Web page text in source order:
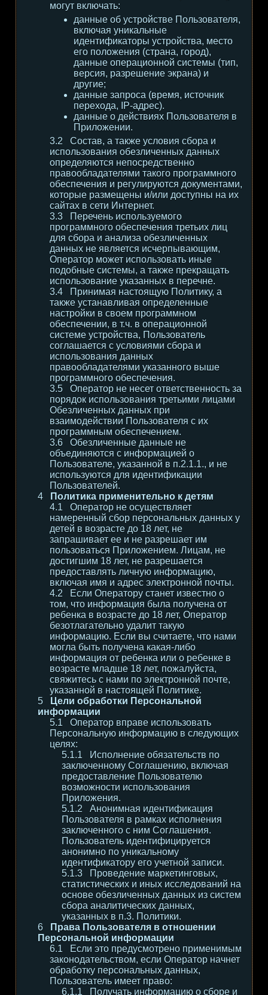
могут включать:
данные об устройстве Пользователя,
включая уникальные
идентификаторы устройства, место
его положения (страна, город),
данные операционной системы (тип,
версия, разрешение экрана) и
другие;
данные запроса (время, источник
перехода, IP-адрес).
данные о действиях Пользователя в
Приложении.
Состав, а также условия сбора и
использования обезличенных данных
определяются непосредственно
правообладателями такого программного
обеспечения и регулируются документами,
которые размещены и/или доступны на их
сайтах в сети Интернет.
Перечень используемого
программного обеспечения третьих лиц
для сбора и анализа обезличенных
данных не является исчерпывающим,
Оператор может использовать иные
подобные системы, а также прекращать
использование указанных в перечне.
Принимая настоящую Политику, а
также устанавливая определенные
настройки в своем программном
обеспечении, в т.ч. в операционной
системе устройства, Пользователь
соглашается с условиями сбора и
использования данных
правообладателями указанного выше
программного обеспечения.
Оператор не несет ответственность за
порядок использования третьими лицами
Обезличенных данных при
взаимодействии Пользователя с их
программным обеспечением.
Обезличенные данные не
объединяются с информацией о
Пользователе, указанной в п.2.1.1., и не
используются для идентификации
Пользователей.
Политика применительно к детям
Оператор не осуществляет
намеренный сбор персональных данных у
детей в возрасте до 18 лет, не
запрашивает ее и не разрешает им
пользоваться Приложением. Лицам, не
достигшим 18 лет, не разрешается
предоставлять личную информацию,
включая имя и адрес электронной почты.
Если Оператору станет известно о
том, что информация была получена от
ребенка в возрасте до 18 лет, Оператор
безотлагательно удалит такую
информацию. Если вы считаете, что нами
могла быть получена какая-либо
информация от ребенка или о ребенке в
возрасте младше 18 лет, пожалуйста,
свяжитесь с нами по электронной почте,
указанной в настоящей Политике.
Цели обработки Персональной
информации
Оператор вправе использовать
Персональную информацию в следующих
целях:
Исполнение обязательств по
заключенному Соглашению, включая
предоставление Пользователю
возможности использования
Приложения.
Анонимная идентификация
Пользователя в рамках исполнения
заключенного с ним Соглашения.
Пользователь идентифицируется
анонимно по уникальному
идентификатору его учетной записи.
Проведение маркетинговых,
статистических и иных исследований на
основе обезличенных данных из систем
сбора аналитических данных,
указанных в п.3. Политики.
Права Пользователя в отношении
Персональной информации
Если это предусмотрено применимым
законодательством, если Оператор начнет
обработку персональных данных,
Пользователь имеет право:
Получать информацию о сборе и